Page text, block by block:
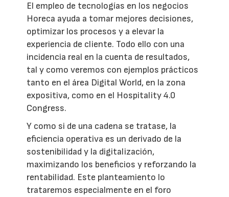
El empleo de tecnologías en los negocios
Horeca ayuda a tomar mejores decisiones,
optimizar los procesos y a elevar la
experiencia de cliente. Todo ello con una
incidencia real en la cuenta de resultados,
tal y como veremos con ejemplos prácticos
tanto en el área Digital World, en la zona
expositiva, como en el Hospitality 4.0
Congress.
Y como si de una cadena se tratase, la
eficiencia operativa es un derivado de la
sostenibilidad y la digitalización,
maximizando los beneficios y reforzando la
rentabilidad. Este planteamiento lo
trataremos especialmente en el foro